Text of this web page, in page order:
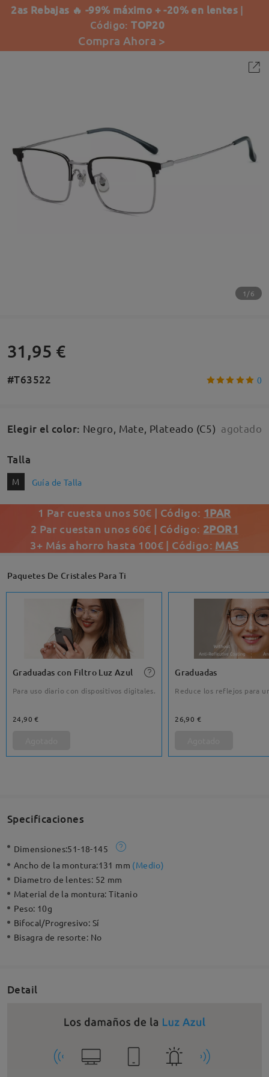
2as Rebajas 🔥 -99% máximo + -20% en lentes |
Código:TOP20
Compra Ahora >
1/6
31,95 €
#T63522 0
Elegir el color: Negro, Mate, Plateado (C5) agotado
Talla
M Guía de Talla
1 Par cuesta unos 50€ | Código: 1PAR
2 Par cuestan unos 60€ | Código: 2POR1
3+ Más ahorro hasta 100€ | Código: MAS
Paquetes De Cristales Para Ti
Graduadas con Filtro Luz Azul
Para uso diario con dispositivos digitales.
24,90 €
Graduadas
Reduce los reflejos para
26,90 €
Specificaciones
Dimensiones:51-18-145
Ancho de la montura:131 mm (Medio)
Diametro de lentes: 52 mm
Material de la montura:Titanio
Peso: 10g
Bifocal/Progresivo: Sí
Bisagra de resorte: No
Detail